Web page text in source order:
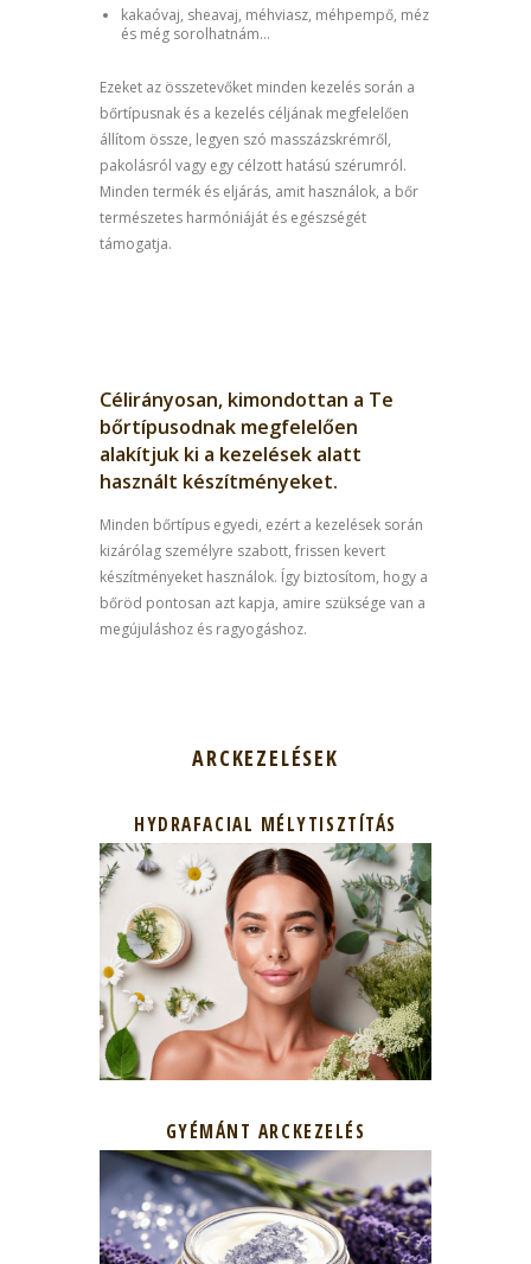
kakaóvaj, sheavaj, méhviasz, méhpempő, méz
és még sorolhatnám…
Ezeket az összetevőket minden kezelés során a
bőrtípusnak és a kezelés céljának megfelelően
állítom össze, legyen szó masszázskrémről,
pakolásról vagy egy célzott hatású szérumról.
Minden termék és eljárás, amit használok, a bőr
természetes harmóniáját és egészségét
támogatja.
Célirányosan, kimondottan a Te
bőrtípusodnak megfelelően
alakítjuk ki a kezelések alatt
használt készítményeket.
Minden bőrtípus egyedi, ezért a kezelések során
kizárólag személyre szabott, frissen kevert
készítményeket használok. Így biztosítom, hogy a
bőröd pontosan azt kapja, amire szüksége van a
megújuláshoz és ragyogáshoz.
ARCKEZELÉSEK
HYDRAFACIAL MÉLYTISZTÍTÁS
GYÉMÁNT ARCKEZELÉS